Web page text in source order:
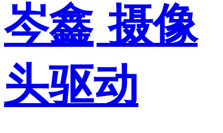
岑鑫 摄像
头驱动